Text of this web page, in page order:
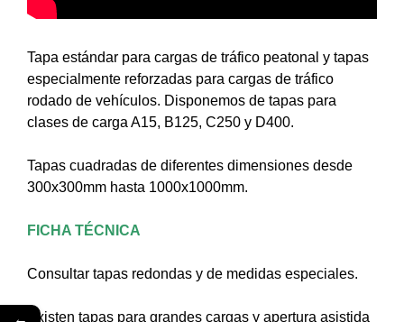
Tapa estándar para cargas de tráfico peatonal y tapas
especialmente reforzadas para cargas de tráfico
rodado de vehículos. Disponemos de tapas para
clases de carga A15, B125, C250 y D400.
Tapas cuadradas de diferentes dimensiones desde
300x300mm hasta 1000x1000mm.
FICHA TÉCNICA
Consultar tapas redondas y de medidas especiales.
Existen tapas para grandes cargas y apertura asistida